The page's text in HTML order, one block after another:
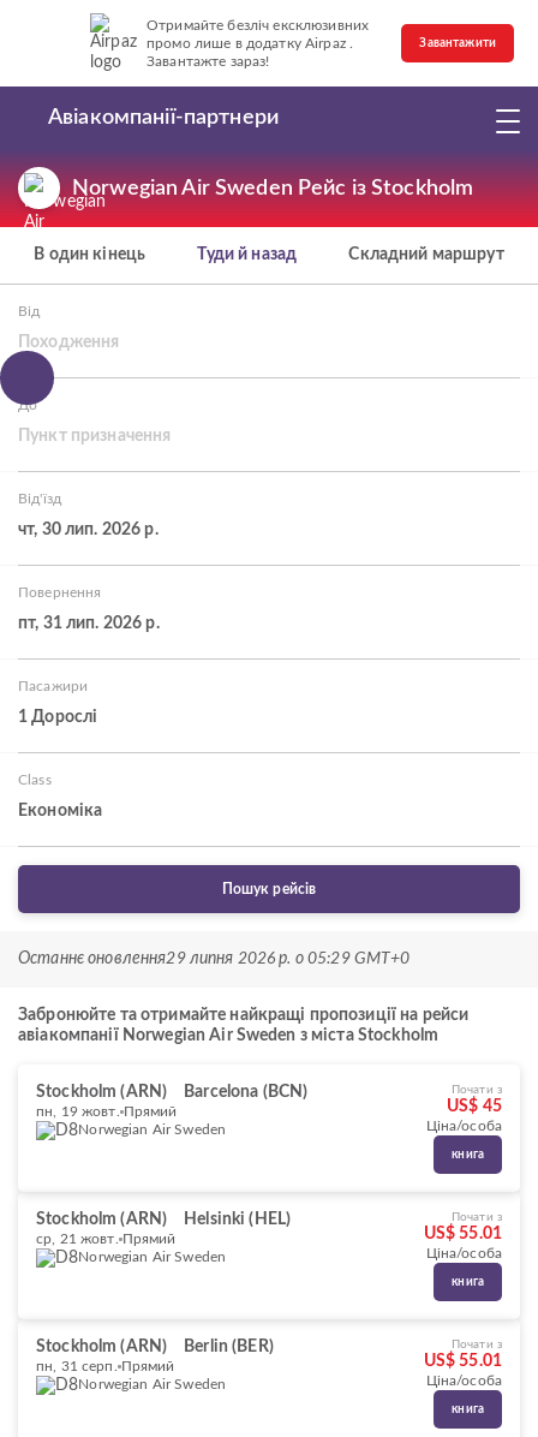
Отримайте безліч ексклюзивних
промо лише в додатку Airpaz .
Завантажте зараз!
Завантажити
Авіакомпанії-партнери
Norwegian Air Sweden Рейс із Stockholm
В один кінець Туди й назад Складний маршрут
Від
Походження
До
Пункт призначення
Від'їзд
чт, 30 лип. 2026 р.
Повернення
пт, 31 лип. 2026 р.
Пасажири
1 Дорослі
Class
Економіка
Пошук рейсів
Останнє оновлення29 липня 2026 р. о 05:29 GMT+0
Забронюйте та отримайте найкращі пропозиції на рейси
авіакомпанії Norwegian Air Sweden з міста Stockholm
Stockholm (ARN) Barcelona (BCN)
пн, 19 жовт. Прямий
Norwegian Air Sweden
Почати з
US$ 45
Ціна/особа
книга
Stockholm (ARN) Helsinki (HEL)
ср, 21 жовт. Прямий
Norwegian Air Sweden
Почати з
US$ 55.01
Ціна/особа
книга
Stockholm (ARN) Berlin (BER)
пн, 31 серп.
Прямий
Norwegian Air Sweden
Почати з
US$ 55.01
Ціна/особа
книга